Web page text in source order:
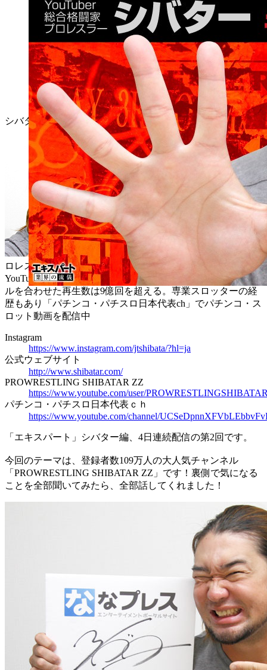
シバター
神奈川県出身。総合格闘家、プ
ロレスラー、YouTuber。炎上系、毒舌系のYouTuberとして、
YouTube草創期から活躍。メインチャンネルとサブチャンネ
ルを合わせた再生数は9億回を超える。専業スロッターの経
歴もあり「パチンコ・パチスロ日本代表ch」でパチンコ・ス
ロット動画を配信中
Instagram
https://www.instagram.com/jtshibata/?hl=ja
公式ウェブサイト
http://www.shibatar.com/
PROWRESTLING SHIBATAR ZZ
https://www.youtube.com/user/
パチンコ・パチスロ日本代表ｃｈ
https://www.youtube.com/channel/
「エキスパート」シバター編、4日連続配信の第2回です。
今回のテーマは、登録者数109万人の大人気チャンネル
「PROWRESTLING SHIBATAR ZZ」です！裏側で気になる
ことを全部聞いてみたら、全部話してくれました！